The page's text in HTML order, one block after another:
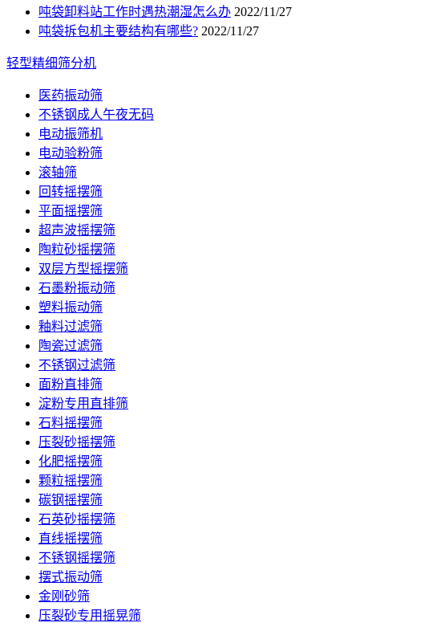
吨袋卸料站工作时遇热潮湿怎么办 2022/11/27
吨袋拆包机主要结构有哪些? 2022/11/27
轻型精细筛分机
医药振动筛
不锈钢成人午夜无码
电动振筛机
电动验粉筛
滚轴筛
回转摇摆筛
平面摇摆筛
超声波摇摆筛
陶粒砂摇摆筛
双层方型摇摆筛
石墨粉振动筛
塑料振动筛
釉料过滤筛
陶瓷过滤筛
不锈钢过滤筛
面粉直排筛
淀粉专用直排筛
石料摇摆筛
压裂砂摇摆筛
化肥摇摆筛
颗粒摇摆筛
碳钢摇摆筛
石英砂摇摆筛
直线摇摆筛
不锈钢摇摆筛
摆式振动筛
金刚砂筛
压裂砂专用摇晃筛